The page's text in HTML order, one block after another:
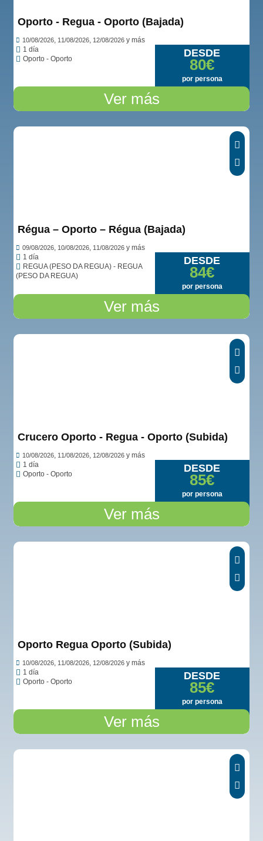
DESDE
80€
por persona
Oporto - Regua - Oporto (Bajada)
10/08/2026,11/08/2026,12/08/2026 y más
1 día
Oporto - Oporto
Ver más
DESDE
84€
por persona
Régua – Oporto – Régua (Bajada)
09/08/2026,10/08/2026,11/08/2026 y más
1 día
REGUA (PESO DA REGUA) - REGUA
(PESO DA REGUA)
Ver más
DESDE
85€
por persona
Crucero Oporto - Regua - Oporto (Subida)
10/08/2026,11/08/2026,12/08/2026 y más
1 día
Oporto - Oporto
Ver más
DESDE
85€
por persona
Oporto Regua Oporto (Subida)
10/08/2026,11/08/2026,12/08/2026 y más
1 día
Oporto - Oporto
Ver más